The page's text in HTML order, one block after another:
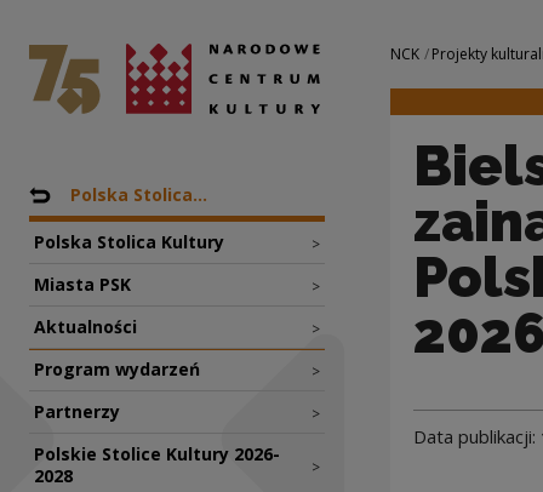
Bielsko-Biała
Narodowe Centrum Kultury
Nawigacja
Powrót do: Projekty
Polska Stolica...
Polska Stolica Kultury >
Miasta PSK >
Aktualności >
Program wydarzeń >
Partnerzy >
Polskie Stolice Kultury 2026-
2028
>
Nawigacja
NCK Projekty
2026
Data publikacji: